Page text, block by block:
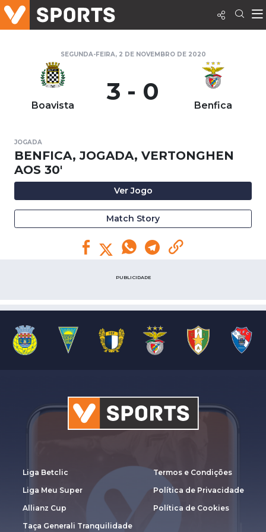
SEGUNDA-FEIRA, 2 DE NOVEMBRO DE 2020
Boavista 3 - 0 Benfica
JOGADA
BENFICA, JOGADA, VERTONGHEN
AOS 30'
Ver Jogo
Match Story
PUBLICIDADE
Liga Betclic
Liga Meu Super
Allianz Cup
Taça Generali Tranquilidade
Termos e Condições
Política de Privacidade
Política de Cookies